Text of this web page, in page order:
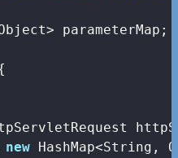
parameterMap;
new HashMap<String,